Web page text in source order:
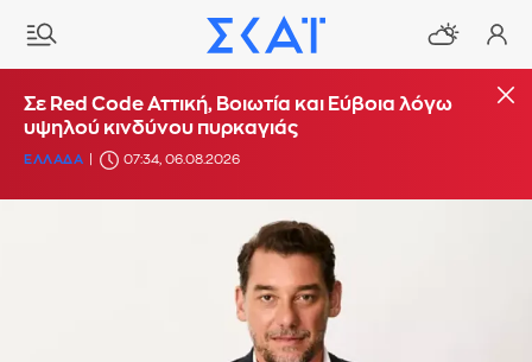
Σε Red Code Αττική, Βοιωτία και Εύβοια λόγω
υψηλού κινδύνου πυρκαγιάς
ΕΛΛΑΔΑ 07:34, 06.08.2026